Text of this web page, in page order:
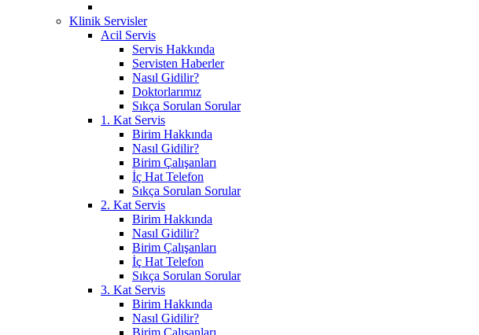
Klinik Servisler
Acil Servis
Servis Hakkında
Servisten Haberler
Nasıl Gidilir?
Doktorlarımız
Sıkça Sorulan Sorular
1. Kat Servis
Birim Hakkında
Nasıl Gidilir?
Birim Çalışanları
İç Hat Telefon
Sıkça Sorulan Sorular
2. Kat Servis
Birim Hakkında
Nasıl Gidilir?
Birim Çalışanları
İç Hat Telefon
Sıkça Sorulan Sorular
3. Kat Servis
Birim Hakkında
Nasıl Gidilir?
Birim Çalışanları